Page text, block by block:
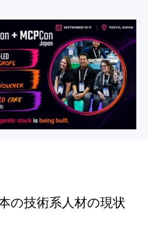
の技術系人材の現状